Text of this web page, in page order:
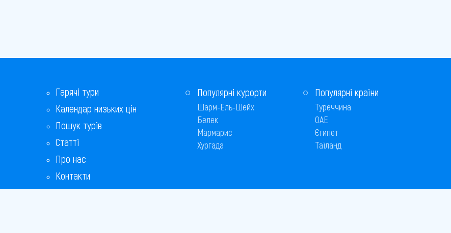
Гарячі тури
Календар низьких цін
Пошук турів
Статті
Про нас
Контакти
Бонусна програма
Популярні курорти
Шарм-Ель-Шейх
Белек
Мармарис
Хургада
Популярні країни
Туреччина
ОАЕ
Єгипет
Таїланд